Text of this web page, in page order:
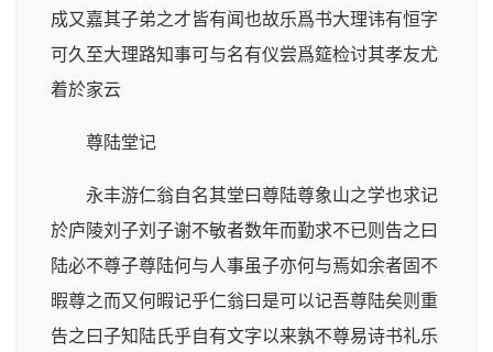
成又嘉其子弟之才皆有闻也故乐爲书大理讳有恒字
可久至大理路知事可与名有仪尝爲筵检讨其孝友尤
着於家云
尊陆堂记
永丰游仁翁自名其堂曰尊陆尊象山之学也求记
於庐陵刘子刘子谢不敏者数年而勤求不已则告之曰
陆必不尊子尊陆何与人事虽子亦何与焉如余者固不
暇尊之而又何暇记乎仁翁曰是可以记吾尊陆矣则重
告之曰子知陆氏乎自有文字以来孰不尊易诗书礼乐